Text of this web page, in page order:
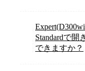
Standardで
できますか？